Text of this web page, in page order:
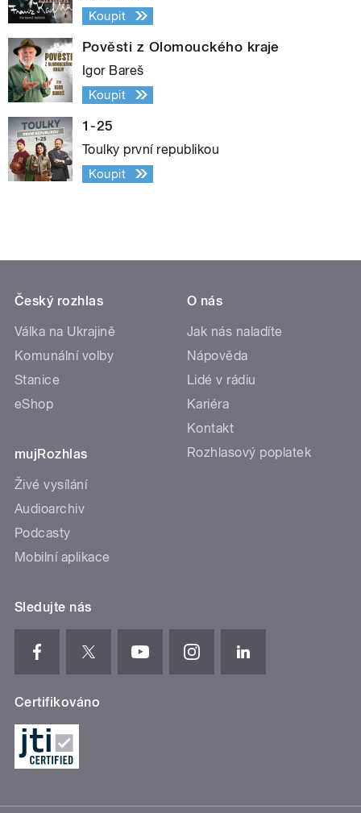
Koupit
Pověsti z Olomouckého kraje
Igor Bareš
Koupit
1-25
Toulky první republikou
Koupit
Český rozhlas
Válka na Ukrajině
Komunální volby
Stanice
eShop
mujRozhlas
Živé vysílání
Audioarchiv
Podcasty
Mobilní aplikace
O nás
Jak nás naladíte
Nápověda
Lidé v rádiu
Kariéra
Kontakt
Rozhlasový poplatek
Sledujte nás
Certifikováno